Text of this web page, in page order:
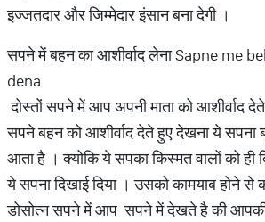
इज्जतदार और जिम्मेदार इंसान बना देगी ।
सपने में बहन का आशीर्वाद लेना Sapne me
dena
दोस्तों सपने में आप अपनी माता को आशीर्वाद
सपने बहन को आशीर्वाद देते हुए देखना ये सपना
आता है । क्योकि ये सपका किस्मत वालों को ही
ये सपना दिखाई दिया । उसको कामयाब होने से
डोसोत्न सपने में आप सपने में देखते है की